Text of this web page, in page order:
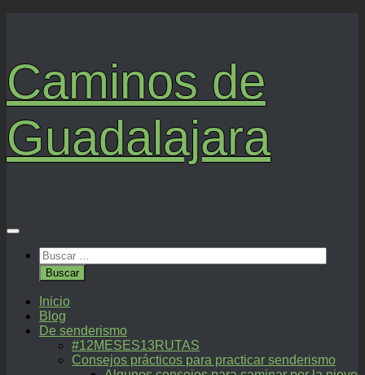
Caminos de
Guadalajara
Buscar:
Inicio
Blog
De senderismo
#12MESES13RUTAS
Consejos prácticos para practicar senderismo